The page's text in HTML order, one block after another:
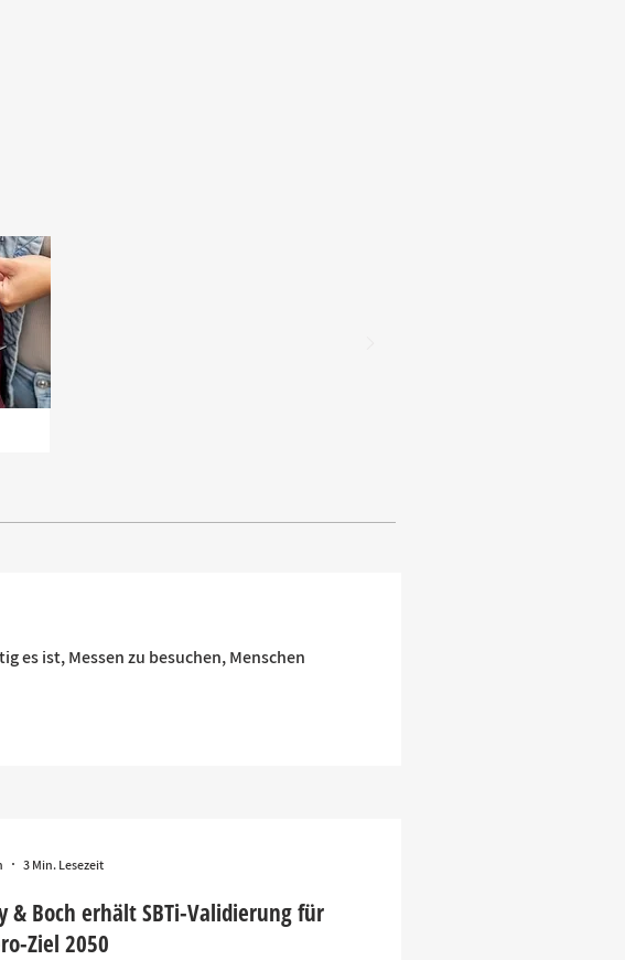
es ist, Messen zu besuchen, Menschen
& Boch erhält SBTi-Validierung für
Ziel 2050
3 Min. Lesezeit